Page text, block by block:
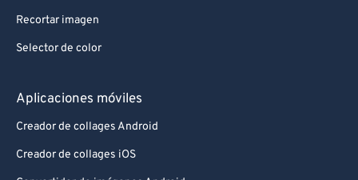
Recortar imagen
Selector de color
Aplicaciones móviles
Creador de collages Android
Creador de collages iOS